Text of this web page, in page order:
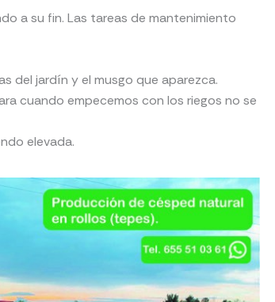
a su fin. Las tareas de mantenimiento
del jardín y el musgo que aparezca.
cuando empecemos con los riegos no se
elevada.